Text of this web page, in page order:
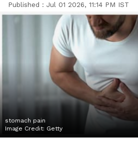
Published : Jul 01 2026, 11:14 PM IST
stomach pain
Image Credit: Getty